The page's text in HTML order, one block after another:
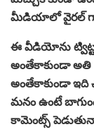
మీడియాలో వైరల్
ఈ వీడియోను
అంతేకాకుండా అతి
అంతేకాకుండా ఇది
మనం ఉంటే
కామెంట్స్